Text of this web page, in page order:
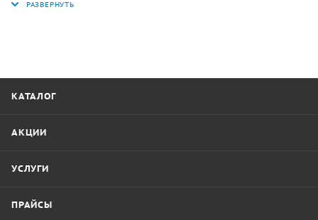
попадания внутрь грязи, посторонних предметов, пыли
КАТАЛОГ
АКЦИИ
УСЛУГИ
ПРАЙСЫ